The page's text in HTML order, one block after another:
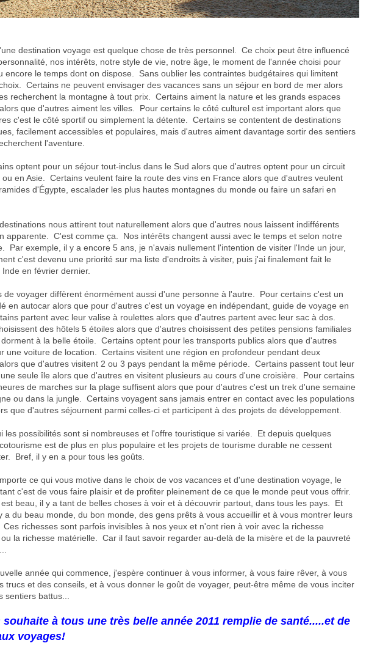
destination voyage est quelque chose de très personnel. Ce choix peut être influencé
nos intérêts, notre style de vie, notre âge, le moment de l'année choisi pour
encore le temps dont on dispose. Sans oublier les contraintes budgétaires qui limitent
Certains ne peuvent envisager des vacances sans un séjour en bord de mer alors
recherchent la montagne à tout prix. Certains aiment la nature et les grands espaces
que d'autres aiment les villes. Pour certains le côté culturel est important alors que
c'est le côté sportif ou simplement la détente. Certains se contentent de destinations
facilement accessibles et populaires, mais d'autres aiment davantage sortir des sentiers
l'aventure.
optent pour un séjour tout-inclus dans le Sud alors que d'autres optent pour un circuit
ou en Asie. Certains veulent faire la route des vins en France alors que d'autres veulent
d'Égypte, escalader les plus hautes montagnes du monde ou faire un safari en
nous attirent tout naturellement alors que d'autres nous laissent indifférents
apparente. C'est comme ça. Nos intérêts changent aussi avec le temps et selon notre
Par exemple, il y a encore 5 ans, je n'avais nullement l'intention de visiter l'Inde un jour,
c'est devenu une priorité sur ma liste d'endroits à visiter, puis j'ai finalement fait le
en février dernier.
de voyager diffèrent énormément aussi d'une personne à l'autre. Pour certains c'est un
en autocar alors que pour d'autres c'est un voyage en indépendant, guide de voyage en
partent avec leur valise à roulettes alors que d'autres partent avec leur sac à dos.
des hôtels 5 étoiles alors que d'autres choisissent des petites pensions familiales
à la belle étoile. Certains optent pour les transports publics alors que d'autres
une voiture de location. Certains visitent une région en profondeur pendant deux
que d'autres visitent 2 ou 3 pays pendant la même période. Certains passent tout leur
seule île alors que d'autres en visitent plusieurs au cours d'une croisière. Pour certains
de marches sur la plage suffisent alors que pour d'autres c'est un trek d'une semaine
ou dans la jungle. Certains voyagent sans jamais entrer en contact avec les populations
que d'autres séjournent parmi celles-ci et participent à des projets de développement.
les possibilités sont si nombreuses et l'offre touristique si variée. Et depuis quelques
est de plus en plus populaire et les projets de tourisme durable ne cessent
Bref, il y en a pour tous les goûts.
ce qui vous motive dans le choix de vos vacances et d'une destination voyage, le
c'est de vous faire plaisir et de profiter pleinement de ce que le monde peut vous offrir.
beau, il y a tant de belles choses à voir et à découvrir partout, dans tous les pays. Et
a du beau monde, du bon monde, des gens prêts à vous accueillir et à vous montrer leurs
richesses sont parfois invisibles à nos yeux et n'ont rien à voir avec la richesse
la richesse matérielle. Car il faut savoir regarder au-delà de la misère et de la pauvreté
année qui commence, j'espère continuer à vous informer, à vous faire rêver, à vous
trucs et des conseils, et à vous donner le goût de voyager, peut-être même de vous inciter
sentiers battus...
souhaite à tous une très belle année 2011 remplie de santé.....et de
voyages!